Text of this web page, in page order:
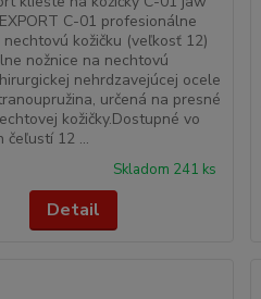
C-01 profesionálne
nechtovú kožičku (veľkosť 12)
nožnice na nechtovú
nehrdzavejúcej ocele
určená na presné
kožičky.Dostupné vo
čeľustí 12 ...
Skladom 241 ks
Detail